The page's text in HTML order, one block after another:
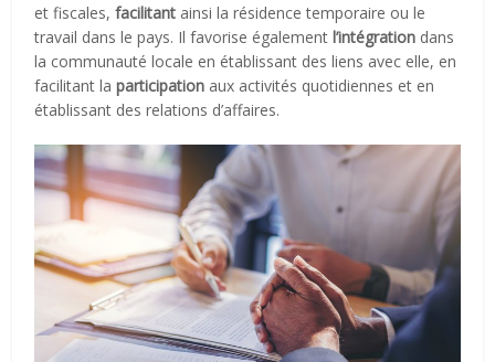
et fiscales,facilitant ainsi la résidence temporaire ou le
travail dans le pays. Il favorise égalementl’intégration dans
la communauté locale en établissant des liens avec elle, en
facilitant laparticipation aux activités quotidiennes et en
établissant des relations d’affaires.